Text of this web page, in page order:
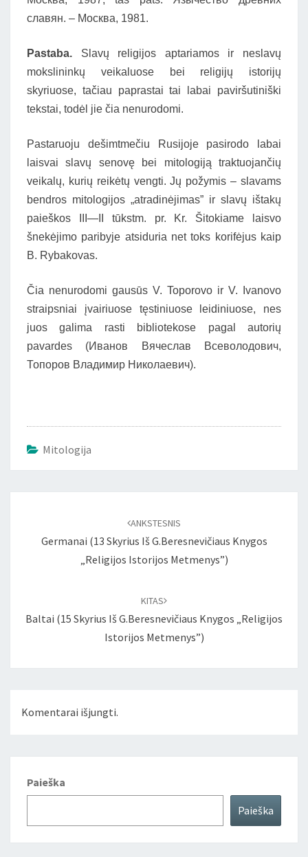
славян. – Москва, 1981.
Pastaba. Slavų religijos aptariamos ir neslavų
mokslininkų veikaluose bei religijų istorijų
skyriuose, tačiau paprastai tai labai paviršutiniški
tekstai, todėl jie čia nenurodomi.
Pastaruoju dešimtmečiu Rusijoje pasirodo labai
laisvai slavų senovę bei mitologiją traktuojančių
veikalų, kurių reikėtų vengti. Jų požymis – slavams
bendros mitologijos „atradinėjimas” ir slavų ištakų
paieškos III—II tūkstm. pr. Kr. Šitokiame laisvo
šnekėjimo paribyje atsiduria net toks korifėjus kaip
B. Rybakovas.
Čia nenurodomi gausūs V. Toporovo ir V. Ivanovo
straipsniai įvairiuose tęstiniuose leidiniuose, nes
juos galima rasti bibliotekose pagal autorių
pavardes (Иванов Вячеслав Всеволодович,
Топоров Владимир Николаевич).
Mitologija
ANKSTESNIS
Germanai (13 Skyrius Iš G.Beresnevičiaus Knygos
„Religijos Istorijos Metmenys”)
KITAS
Baltai (15 Skyrius Iš G.Beresnevičiaus Knygos „Religijos
Istorijos Metmenys”)
Komentarai išjungti.
Paieška
Paieška